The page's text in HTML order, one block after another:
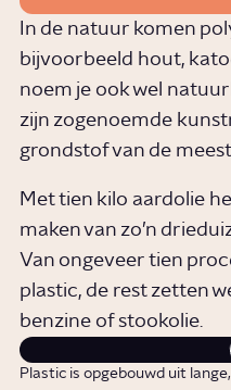
In de natuur komen
bijvoorbeeld hout,
noem je ook wel
zijn zogenoemde
grondstof van de
Met tien kilo aardolie
maken van zo’n
Van ongeveer tien
plastic, de rest zetten
benzine of stookolie.
Plastic is opgebouwd uit